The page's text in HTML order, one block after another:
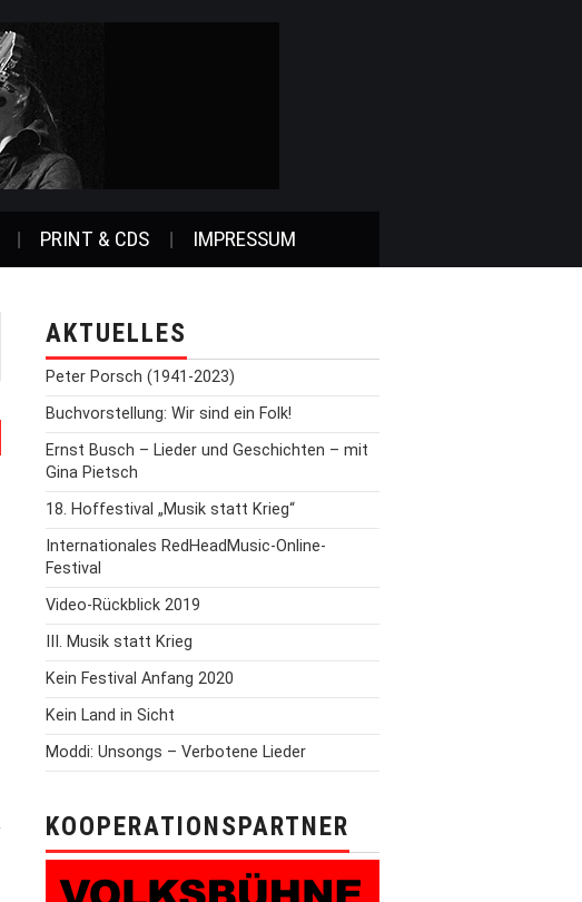
PRINT & CDS IMPRESSUM
AKTUELLES
Peter Porsch (1941-2023)
Buchvorstellung: Wir sind ein Folk!
Ernst Busch – Lieder und Geschichten – mit
Gina Pietsch
18. Hoffestival „Musik statt Krieg“
Internationales RedHeadMusic-Online-
Festival
Video-Rückblick 2019
III. Musik statt Krieg
Kein Festival Anfang 2020
Kein Land in Sicht
Moddi: Unsongs – Verbotene Lieder
KOOPERATIONSPARTNER